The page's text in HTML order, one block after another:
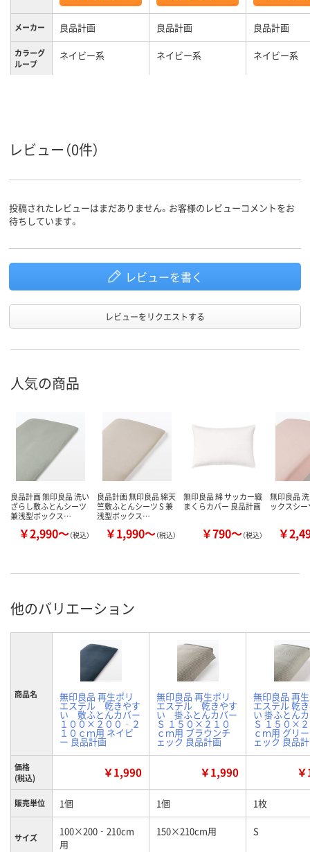
メーカー 良品計画 良品計画 良品計画
カラーグ
ループ
ネイビー系 ネイビー系 ネイビー系
レビュー（0件）
投稿されたレビューはまだありません。お客様のレビューコメントをお
待ちしています。
レビューを書く
レビューをリクエストする
人気の商品
良品計画 無印良品 洗い
ざらし敷ふとんシーツ
兼浅型ボックス…
￥2,990～（税込）
良品計画 無印良品 綿天
竺敷ふとんシーツ S 兼
浅型ボックス…
￥1,990～（税込）
無印良品 綿 サッカー織
まくらカバー 良品計画
￥790～（税込）
無印良品
ックスシ
￥
他のバリエーション
商品名 無印良品 再生ポリ
エステル 乾きやす
い 敷ふとんカバー
１００×２００‐２
１０ｃｍ用 ネイビ
ー 良品計画
無印良品 再生ポリ
エステル 乾きやす
い 掛ふとんカバー
Ｓ １５０×２１０
ｃｍ用 ブラウンチ
ェック 良品計画
無印良品 再
エステル 乾
い 掛ふとん
Ｓ １５０×
ｃｍ用 グリ
ェック 良品
価格
(税込)
￥1,990 ￥1,990
販売単位 1個 1個 1枚
サイズ
100×200‐210cm
用
150×210cm用 S